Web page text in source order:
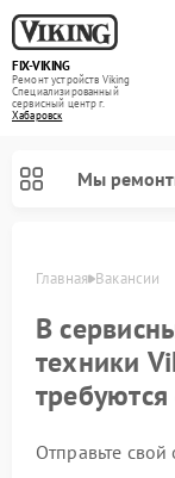
FIX-VIKING
Ремонт устройств Viking
Специализированный
cервисный центр г.
Хабаровск
Мы
Главная Вакансии
В
техники
Отправьте